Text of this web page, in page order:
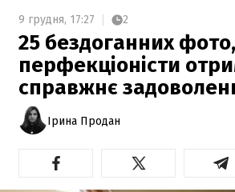
9 грудня, 17:27 2
25 бездоганних
перфекціоністи
справжнє
Ірина Продан